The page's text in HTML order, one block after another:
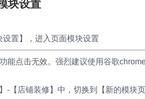
块设置
置】，进入页面模块设置
能点击无效。强烈建议使用谷歌
【店铺装修】中，切换到【新的模块